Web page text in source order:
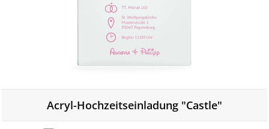
Acryl-Hochzeitseinladung "Castle"